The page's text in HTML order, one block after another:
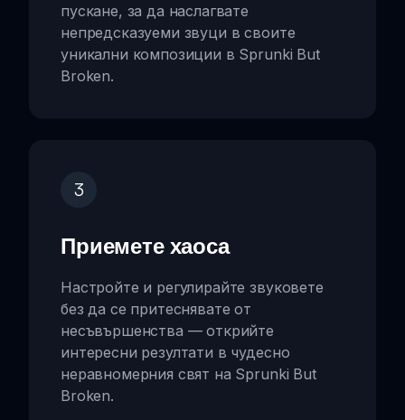
пускане, за да наслагвате
непредсказуеми звуци в своите
уникални композиции в Sprunki But
Broken.
3
Приемете хаоса
Настройте и регулирайте звуковете
без да се притеснявате от
несъвършенства — открийте
интересни резултати в чудесно
неравномерния свят на Sprunki But
Broken.